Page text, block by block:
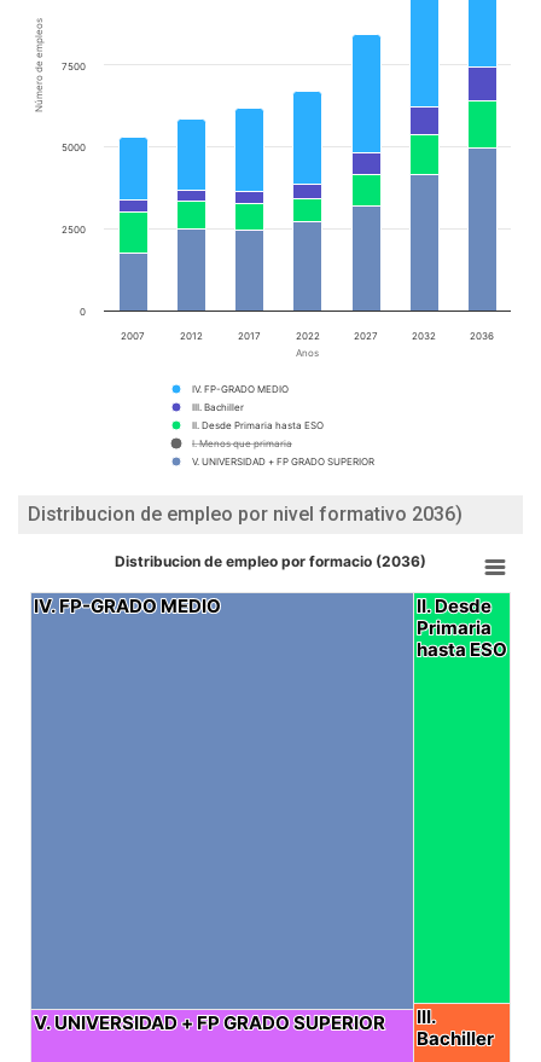
Anos
Número de empleos
IV. FP-GRADO MEDIO
III. Bachiller
II. Desde Primaria hasta ESO
I. Menos que primaria
V. UNIVERSIDAD + FP GRADO SUPERIOR
2007 2012 2017 2022 2027 2032 2036
0
2500
5000
7500
Distribucion de empleo por nivel formativo 2036)
Distribucion de empleo por formacio (2036)
II. Desde
Primaria
hasta ESO
II. Desde
Primaria
hasta ESO
III.
Bachiller
III.
Bachiller
IV. FP-GRADO MEDIO
IV. FP-GRADO MEDIO
V. UNIVERSIDAD + FP GRADO SUPERIOR
V. UNIVERSIDAD + FP GRADO SUPERIOR